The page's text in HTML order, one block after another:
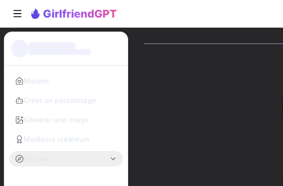
Maison
Créer un personnage
Générer une image
Meilleurs créateurs